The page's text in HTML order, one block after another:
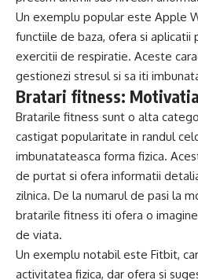
Un exemplu popular este Apple
functiile de baza, ofera si aplicatii
exercitii de respiratie. Aceste
gestionezi stresul si sa iti
Bratari fitness:
Bratarile fitness sunt o alta
castigat popularitate in randul
imbunatateasca forma fizica.
de purtat si ofera informatii
zilnica. De la numarul de pasi la
bratarile fitness iti ofera o
de viata.
Un exemplu notabil este Fitbit,
activitatea fizica, dar ofera si